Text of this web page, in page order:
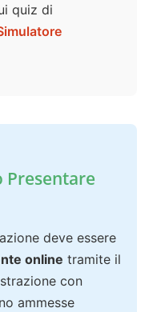
quiz di
Presentare
deve essere
online tramite il
con
ammesse